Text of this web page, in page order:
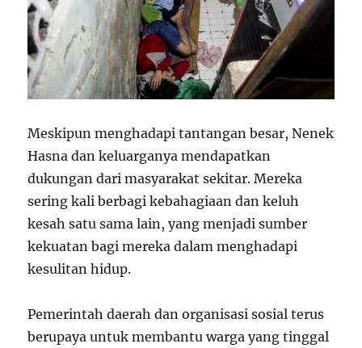
Meskipun menghadapi tantangan besar, Nenek
Hasna dan keluarganya mendapatkan
dukungan dari masyarakat sekitar. Mereka
sering kali berbagi kebahagiaan dan keluh
kesah satu sama lain, yang menjadi sumber
kekuatan bagi mereka dalam menghadapi
kesulitan hidup.
Pemerintah daerah dan organisasi sosial terus
berupaya untuk membantu warga yang tinggal